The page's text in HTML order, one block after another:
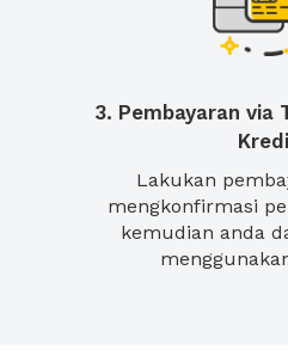
3. Pembayaran
Lakukan
mengkonfirmasi
kemudian anda